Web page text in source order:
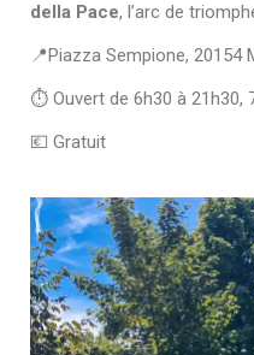
della Pace, l’arc de
📍Piazza Sempione, 20154
⏱ Ouvert de 6h30 à 21h30,
💶 Gratuit